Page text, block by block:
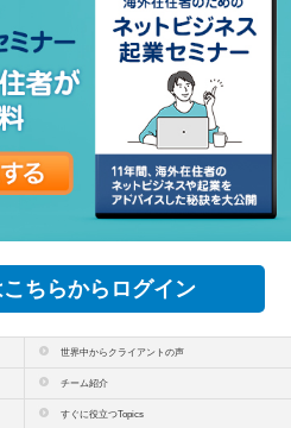
ちらからログイン
世界中からクライアントの声
チーム紹介
すぐに役立つTopics